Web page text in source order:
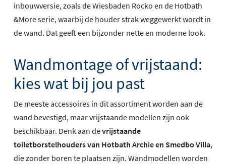
inbouwversie, zoals de Wiesbaden Rocko en de Hotbath
&More serie, waarbij de houder strak weggewerkt wordt in
de wand. Dat geeft een bijzonder nette en moderne look.
Wandmontage of vrijstaand:
kies wat bij jou past
De meeste accessoires in dit assortiment worden aan de
wand bevestigd, maar vrijstaande modellen zijn ook
beschikbaar. Denk aan devrijstaande
toiletborstelhouders van Hotbath Archie en Smedbo Villa,
die zonder boren te plaatsen zijn. Wandmodellen worden